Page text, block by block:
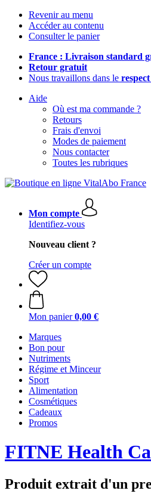
Revenir au menu
Accéder au contenu
Consulter le panier
France : Livraison standard
Retour gratuit
Nous travaillons dans le
Aide
Où est ma commande ?
Retours
Frais d'envoi
Modes de paiement
Nous contacter
Toutes les rubriques
Mon compte
Identifiez-vous
Nouveau client ?
Créer un compte
Mon panier 0,00 €
Marques
Bon pour
Nutriments
Régime et Minceur
Sport
Alimentation
Cosmétiques
Cadeaux
Promos
FITNE Health
Produit extrait d'un